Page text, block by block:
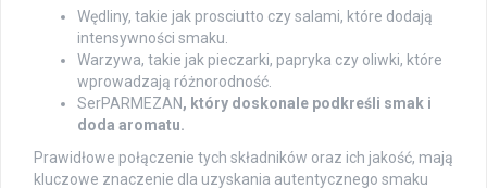
Wędliny, takie jak prosciutto czy salami, które dodają
intensywności smaku.
Warzywa, takie jak pieczarki, papryka czy oliwki, które
wprowadzają różnorodność.
SerPARMEZAN, który doskonale podkreśli smak i
doda aromatu.
Prawidłowe połączenie tych składników oraz ich jakość, mają
kluczowe znaczenie dla uzyskania autentycznego smaku